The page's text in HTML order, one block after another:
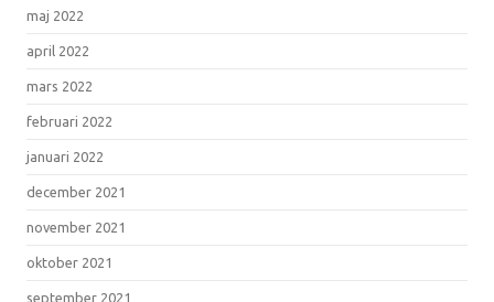
maj 2022
april 2022
mars 2022
februari 2022
januari 2022
december 2021
november 2021
oktober 2021
september 2021